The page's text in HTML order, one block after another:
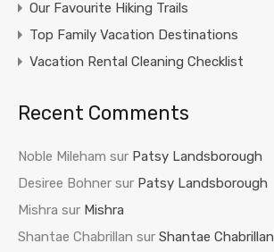
Our Favourite Hiking Trails
Top Family Vacation Destinations
Vacation Rental Cleaning Checklist
Recent Comments
Noble Mileham sur Patsy Landsborough
Desiree Bohner sur Patsy Landsborough
Mishra sur Mishra
Shantae Chabrillan sur Shantae Chabrillan